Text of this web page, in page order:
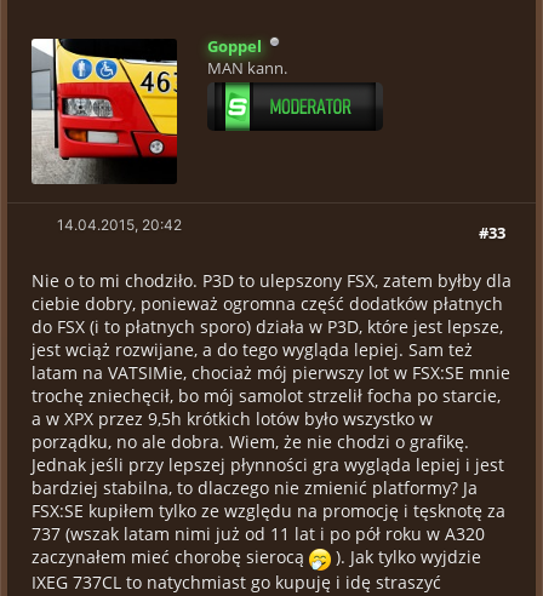
Goppel
MAN kann.
#33
14.04.2015, 20:42
Nie o to mi chodziło. P3D to ulepszony FSX, zatem byłby dla
ciebie dobry, ponieważ ogromna część dodatków płatnych
do FSX (i to płatnych sporo) działa w P3D, które jest lepsze,
jest wciąż rozwijane, a do tego wygląda lepiej. Sam też
latam na VATSIMie, chociaż mój pierwszy lot w FSX:SE mnie
trochę zniechęcił, bo mój samolot strzelił focha po starcie,
a w XPX przez 9,5h krótkich lotów było wszystko w
porządku, no ale dobra. Wiem, że nie chodzi o grafikę.
Jednak jeśli przy lepszej płynności gra wygląda lepiej i jest
bardziej stabilna, to dlaczego nie zmienić platformy? Ja
FSX:SE kupiłem tylko ze względu na promocję i tęsknotę za
737 (wszak latam nimi już od 11 lat i po pół roku w A320
zaczynałem mieć chorobę sierocą
). Jak tylko wyjdzie
IXEG 737CL to natychmiast go kupuję i idę straszyć